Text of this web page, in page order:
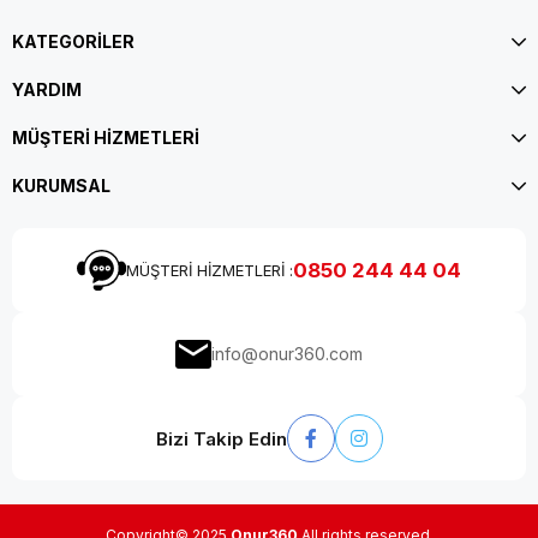
KATEGORİLER
YARDIM
MÜŞTERİ HİZMETLERİ
KURUMSAL
MÜŞTERİ HİZMETLERİ :0850 244 44 04
info@onur360.com
Bizi Takip Edin